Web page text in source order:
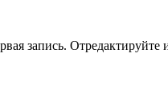
запись. Отредактируйте